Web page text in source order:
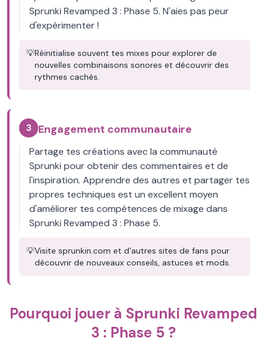
Sprunki Revamped 3 : Phase 5. N'aies pas peur
d'expérimenter !
💡Réinitialise souvent tes mixes pour explorer de
nouvelles combinaisons sonores et découvrir des
rythmes cachés.
3 Engagement communautaire
Partage tes créations avec la communauté
Sprunki pour obtenir des commentaires et de
l'inspiration. Apprendre des autres et partager tes
propres techniques est un excellent moyen
d'améliorer tes compétences de mixage dans
Sprunki Revamped 3 : Phase 5.
💡Visite sprunkin.com et d'autres sites de fans pour
découvrir de nouveaux conseils, astuces et mods.
Pourquoi jouer à Sprunki Revamped
3 : Phase 5 ?